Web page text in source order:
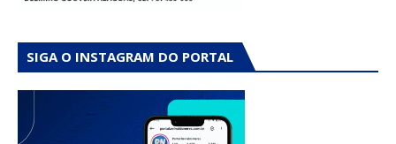
SIGA O INSTAGRAM DO PORTAL